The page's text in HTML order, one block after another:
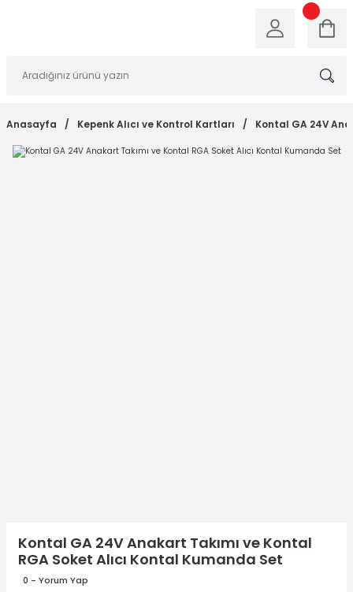
Anasayfa Kepenk Alıcı ve Kontrol Kartları Kontal GA 24V
Kontal GA 24V Anakart Takımı ve Kontal
RGA Soket Alıcı Kontal Kumanda Set
0 - Yorum Yap